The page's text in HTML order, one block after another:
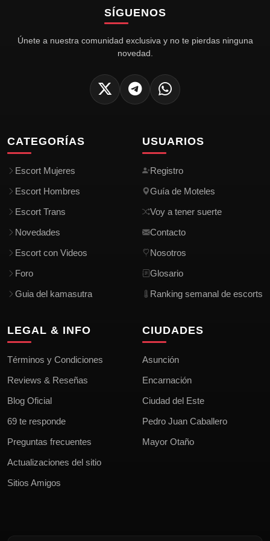
SÍGUENOS
Únete a nuestra comunidad exclusiva y no te pierdas ninguna
novedad.
CATEGORÍAS
Escort Mujeres
Escort Hombres
Escort Trans
Novedades
Escort con Videos
Foro
Guia del kamasutra
USUARIOS
Registro
Guía de Moteles
Voy a tener suerte
Contacto
Nosotros
Glosario
Ranking semanal de escorts
LEGAL & INFO
Términos y Condiciones
Reviews & Reseñas
Blog Oficial
69 te responde
Preguntas frecuentes
Actualizaciones del sitio
Sitios Amigos
CIUDADES
Asunción
Encarnación
Ciudad del Este
Pedro Juan Caballero
Mayor Otaño